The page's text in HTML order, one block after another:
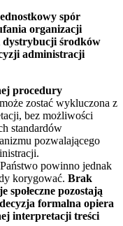
spór
organizacji
dystrybucji środków
administracji
procedury
zostać wykluczona z
bez możliwości
standardów
pozwalającego
powinno jednak
korygować. Brak
pozostają
formalna opiera
interpretacji treści